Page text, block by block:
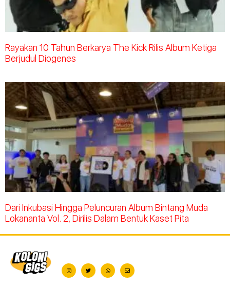
Rayakan 10 Tahun Berkarya The Kick Rilis Album Ketiga
Berjudul Diogenes
Dari Inkubasi Hingga Peluncuran Album Bintang Muda
Lokananta Vol. 2, Dirilis Dalam Bentuk Kaset Pita